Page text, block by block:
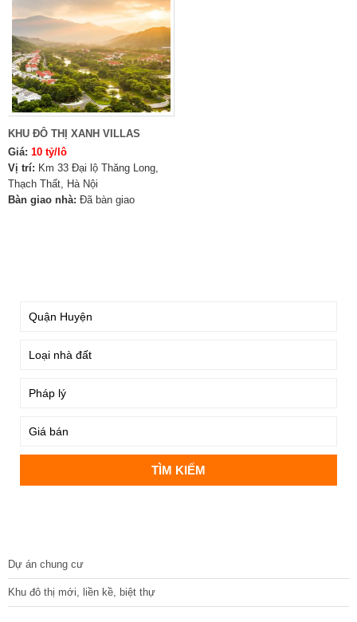
KHU ĐÔ THỊ XANH VILLAS
Giá: 10 tỷ/lô
Vị trí: Km 33 Đại lộ Thăng Long,
Thạch Thất, Hà Nội
Bàn giao nhà: Đã bàn giao
Dự án chung cư
Khu đô thị mới, liền kề, biệt thự